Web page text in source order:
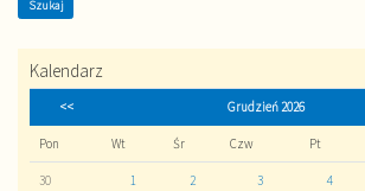
Kalendarz
<< Grudzień 2026
Pon Wt Śr Czw Pt
30 1 2 3 4